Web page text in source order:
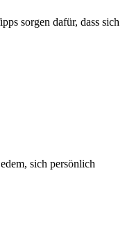
sorgen dafür, dass sich
sich persönlich